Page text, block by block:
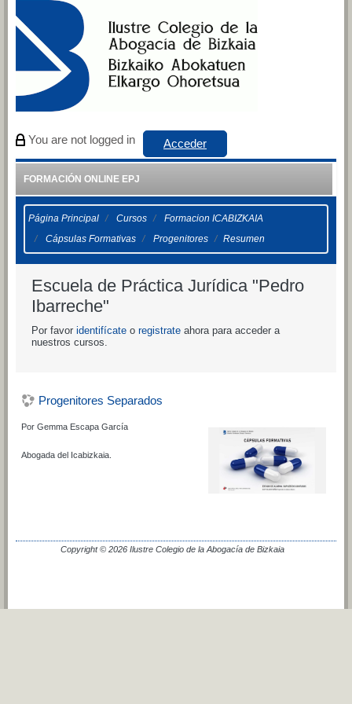
Salta al contenido principal
You are not logged in Acceder
FORMACIÓN ONLINE EPJ
Página Principal Cursos
Formacion ICABIZKAIA
Cápsulas Formativas
Progenitores Resumen
Escuela de Práctica Jurídica "Pedro
Ibarreche"
Por favor identifícate o registrate ahora para acceder a
nuestros cursos.
Progenitores Separados
Por Gemma Escapa García
Abogada del Icabizkaia.
Copyright © 2026 Ilustre Colegio de la Abogacía de Bizkaia